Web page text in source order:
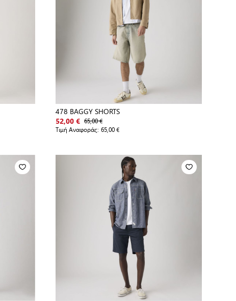
478 BAGGY SHORTS
52,00 € 65,00 €
Τιμή Αναφοράς: 65,00 €